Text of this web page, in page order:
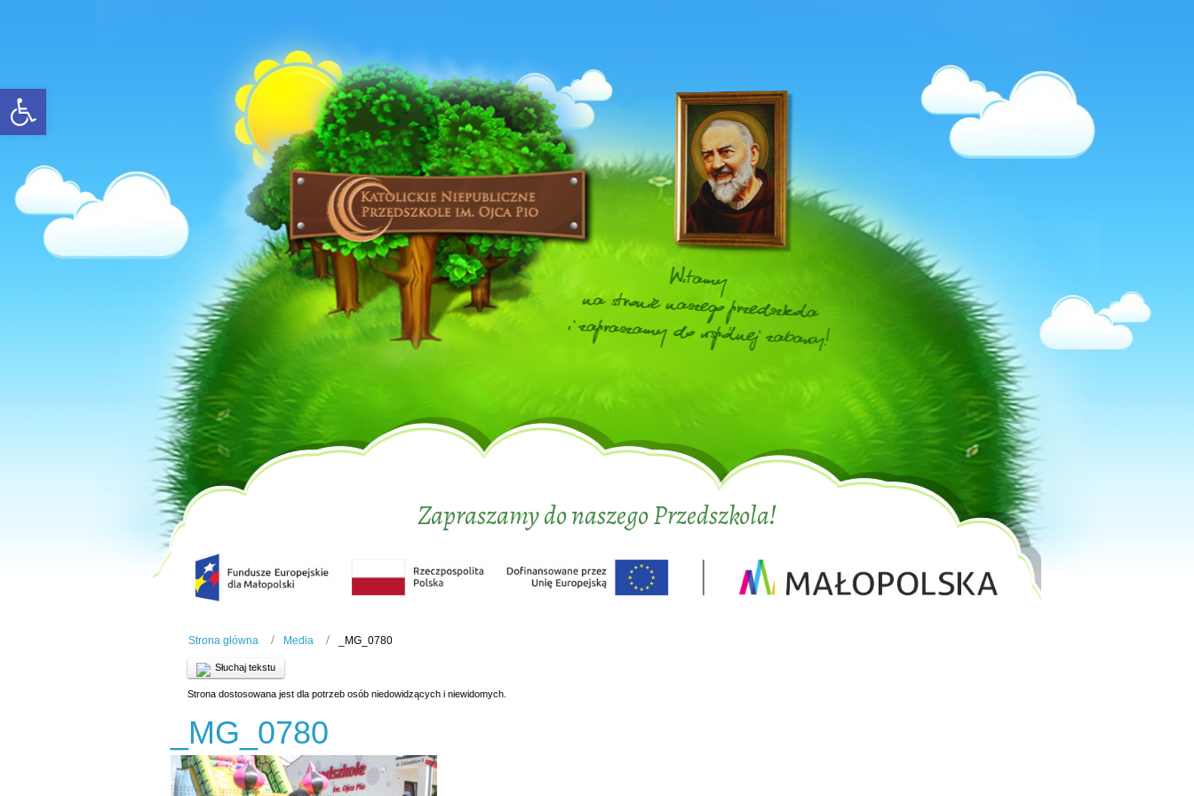
Open toolbar
Zapraszamy do naszego Przedszkola!
Strona główna Media _MG_0780
Słuchaj tekstu
Strona dostosowana jest dla potrzeb osób niedowidzących i niewidomych.
_MG_0780